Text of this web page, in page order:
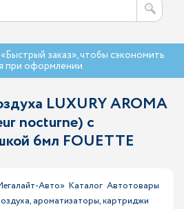
заказ», чтобы сэкономить
при оформлении
LUXURY AROMA
nocturne) с
6мл FOUETTE
Авто» Каталог Автотовары
ароматизаторы, картриджи